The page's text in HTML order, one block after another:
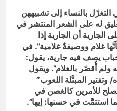
بالنساء إلى تشبيههن
له على الشعر المنتشر في
أن الجارية إذا
غلام ووصيفةٌ غلامية‏”. في
يصف فيه جارية، يقول:
ولم أُقصّر بالغلام”. ويقول
وتفتير المبتَّلة اللعوب”
للأمرين كالغصن في
لما استتمَّت في حسنها‏:‏ إيها”.